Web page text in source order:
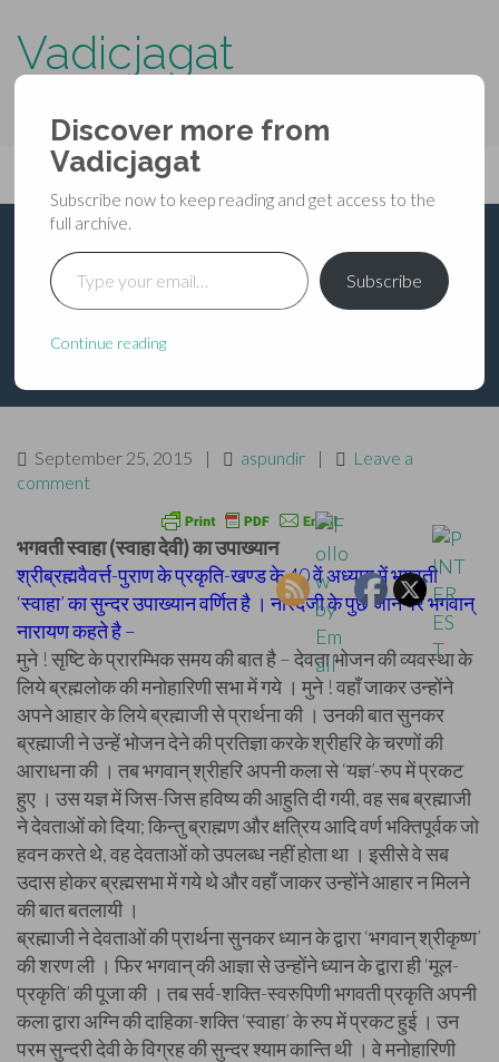
Vadicjagat
Primary
Menu
content
Vadicjagat
भगवती स्वाहा (स्वाहा देवी) का
उपाख्यान
September 25, 2015 | aspundir |
Leave a
comment
भगवती स्वाहा (स्वाहा देवी) का उपाख्यान
श्रीब्रह्मवैवर्त्त-पुराण के प्रकृति-खण्ड के 40 वें अध्याय में भगवती
‘स्वाहा’ का सुन्दर उपाख्यान वर्णित है । नारदजी के पुछे जाने पर भगवान्
नारायण कहते है –
मुने ! सृष्टि के प्रारम्भिक समय की बात है – देवता भोजन की व्यवस्था के
लिये ब्रह्मलोक की मनोहारिणी सभा में गये । मुने ! वहाँ जाकर उन्होंने
अपने आहार के लिये ब्रह्माजी से प्रार्थना की । उनकी बात सुनकर
ब्रह्माजी ने उन्हें भोजन देने की प्रतिज्ञा करके श्रीहरि के चरणों की
आराधना की । तब भगवान् श्रीहरि अपनी कला से ‘यज्ञ’-रुप में प्रकट
हुए । उस यज्ञ में जिस-जिस हविष्य की आहुति दी गयी, वह सब ब्रह्माजी
ने देवताओं को दिया; किन्तु ब्राह्मण और क्षत्रिय आदि वर्ण भक्तिपूर्वक जो
हवन करते थे, वह देवताओं को उपलब्ध नहीं होता था । इसीसे वे सब
उदास होकर ब्रह्मसभा में गये थे और वहाँ जाकर उन्होंने आहार न मिलने
की बात बतलायी ।
ब्रह्माजी ने देवताओं की प्रार्थना सुनकर ध्यान के द्वारा ‘भगवान् श्रीकृष्ण’
की शरण ली । फिर भगवान् की आज्ञा से उन्होंने ध्यान के द्वारा ही ‘मूल-
प्रकृति’ की पूजा की । तब सर्व-शक्ति-स्वरुपिणी भगवती प्रकृति अपनी
कला द्वारा अग्नि की दाहिका-शक्ति ‘स्वाहा’ के रुप में प्रकट हुई । उन
परम सुन्दरी देवी के विग्रह की सुन्दर श्याम कान्ति थी । वे मनोहारिणी
Discover more from
Vadicjagat
Subscribe now to keep reading and get access to the
full archive.
Type your email…
Subscribe
Continue reading